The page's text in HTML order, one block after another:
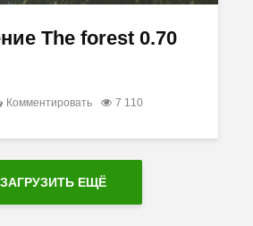
The forest 0.70
Комментировать 7 110
ЗАГРУЗИТЬ ЕЩЁ